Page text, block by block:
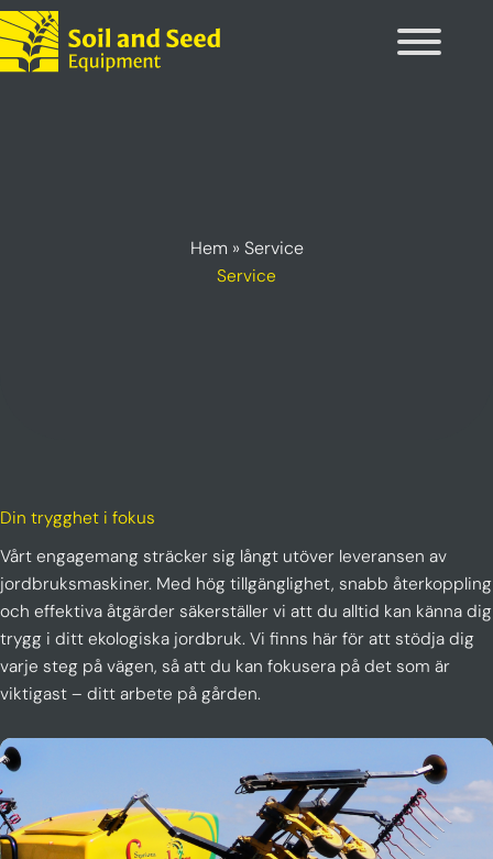
Hoppa
till
innehåll
Hem » Service
Service
Din trygghet i fokus
Vårt engagemang sträcker sig långt utöver leveransen av
jordbruksmaskiner. Med hög tillgänglighet, snabb återkoppling
och effektiva åtgärder säkerställer vi att du alltid kan känna dig
trygg i ditt ekologiska jordbruk. Vi finns här för att stödja dig
varje steg på vägen, så att du kan fokusera på det som är
viktigast – ditt arbete på gården.